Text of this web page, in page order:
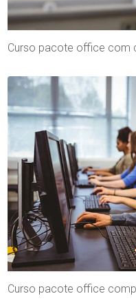
Curso pacote office com
Curso pacote office